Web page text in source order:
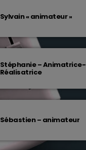
Sylvain « animateur »
Stéphanie – Animatrice-
Réalisatrice
Sébastien – animateur